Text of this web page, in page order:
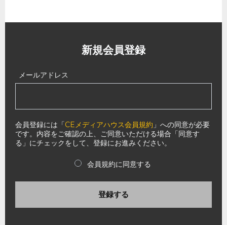
新規会員登録
メールアドレス
会員登録には「CEメディアハウス会員規約 」への同意が必要
です。内容をご確認の上、ご同意いただける場合「同意す
る」にチェックをして、登録にお進みください。
会員規約に同意する
登録する